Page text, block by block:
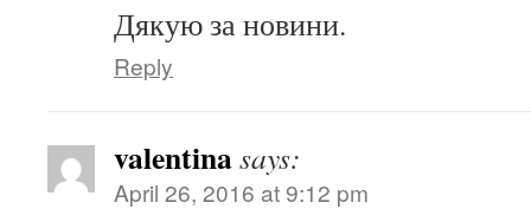
Дякую за новини.
Reply
valentinasays:
April 26, 2016 at 9:12 pm